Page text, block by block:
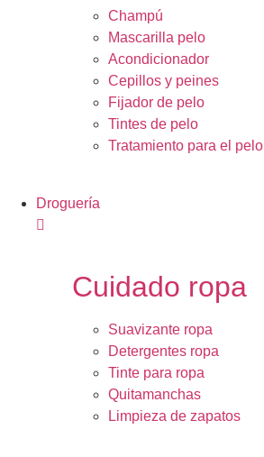
Champú
Mascarilla pelo
Acondicionador
Cepillos y peines
Fijador de pelo
Tintes de pelo
Tratamiento para el pelo
Droguería
Cuidado ropa
Suavizante ropa
Detergentes ropa
Tinte para ropa
Quitamanchas
Limpieza de zapatos